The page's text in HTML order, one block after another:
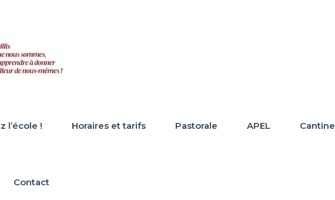
l’école ! Horaires et tarifs Pastorale APEL Cantine
Contact